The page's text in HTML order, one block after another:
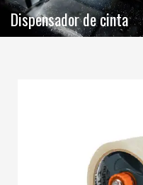
Dispensador de cinta